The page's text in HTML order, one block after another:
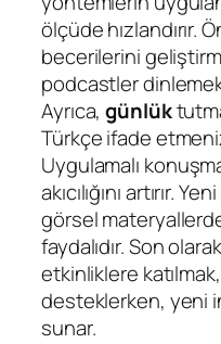
ölçüde hızlandırır.
becerilerini
podcastler
Ayrıca,günlük
Türkçe ifade
Uygulamalı
akıcılığını artırır.
görsel
faydalıdır. Son
etkinliklere
desteklerken, yeni
sunar.